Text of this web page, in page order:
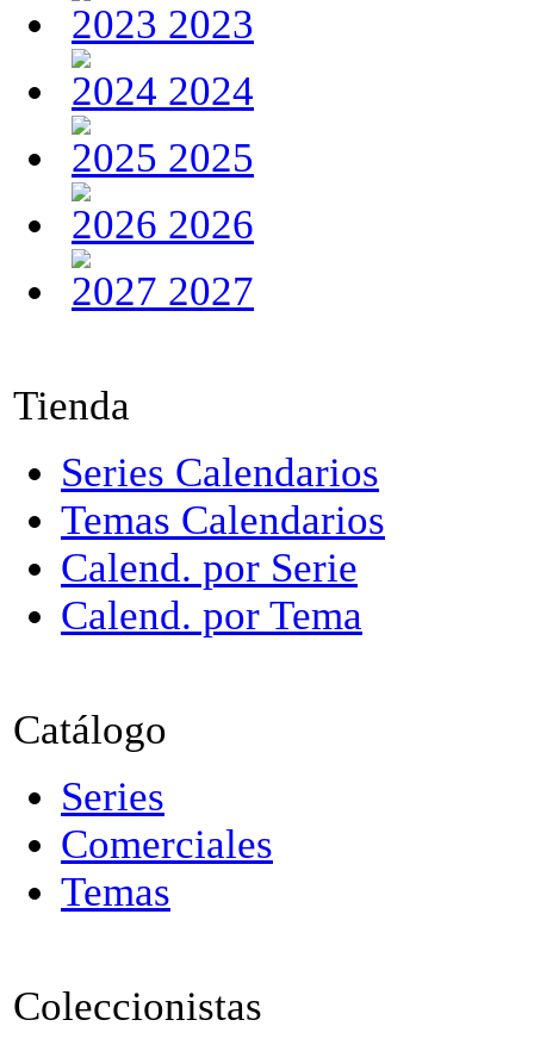
2023
2024
2025
2026
2027
Tienda
Series Calendarios
Temas Calendarios
Calend. por Serie
Calend. por Tema
Catálogo
Series
Comerciales
Temas
Coleccionistas